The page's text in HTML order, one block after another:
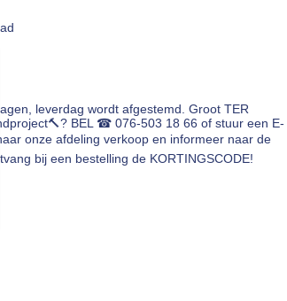
leverdag wordt afgestemd. Groot TER
BEL ☎ 076-503 18 66 of stuur een E-
naar onze afdeling verkoop en informeer naar de
bij een bestelling de KORTINGSCODE!